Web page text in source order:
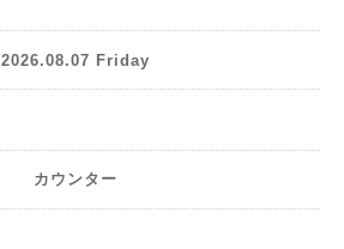
2026.08.07 Friday
カウンター